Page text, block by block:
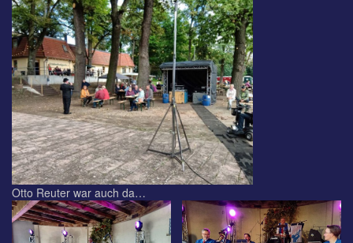
Otto Reuter war auch da…